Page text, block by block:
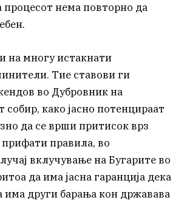
процесот нема повторно да
на многу истакнати
Тие ставови ги
во Дубровник на
како јасно потенцираат
да се врши притисок врз
правила, во
вклучување на Бугарите во
да има јасна гаранција дека
има други барања кон државава